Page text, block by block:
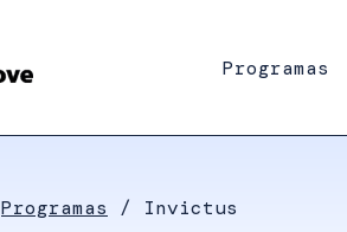
Programas
Programas Invictus